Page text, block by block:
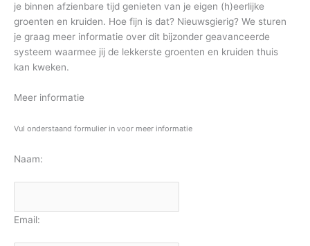
je binnen afzienbare tijd genieten van je eigen (h)eerlijke
groenten en kruiden. Hoe fijn is dat? Nieuwsgierig? We sturen
je graag meer informatie over dit bijzonder geavanceerde
systeem waarmee jij de lekkerste groenten en kruiden thuis
kan kweken.
Meer informatie
Vul onderstaand formulier in voor meer informatie
Naam:
Email: